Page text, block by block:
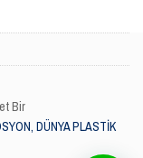
Bir
DÜNYA PLASTİK